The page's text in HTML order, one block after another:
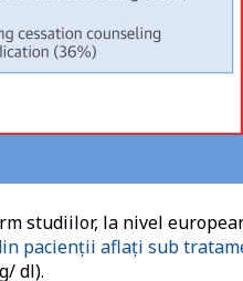
studiilor, la nivel
pacienții aflați sub
dl).